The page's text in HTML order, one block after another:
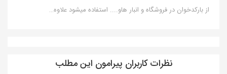
از بارکدخوان در فروشگاه و انبار هاو.... استفاده میشود علاوه برآن تقریبا تمام بارکدخوان ها شامل مدارات دریافت کننده بارکد
نظرات کاربران پیرامون این مطلب